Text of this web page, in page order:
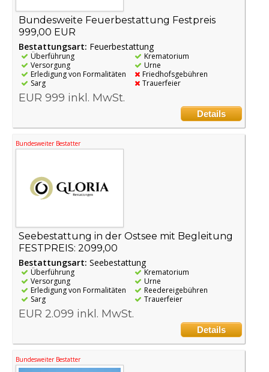
Bundesweite Feuerbestattung Festpreis
999,00 EUR
Bestattungsart: Feuerbestattung
Überführung
Versorgung
Erledigung von Formalitäten
Sarg
Krematorium
Urne
Friedhofsgebühren
Trauerfeier
EUR 999 inkl. MwSt.
Details
Bundesweiter Bestatter
Seebestattung in der Ostsee mit Begleitung
FESTPREIS: 2099,00
Bestattungsart: Seebestattung
Überführung
Versorgung
Erledigung von Formalitäten
Sarg
Krematorium
Urne
Reedereigebühren
Trauerfeier
EUR 2.099 inkl. MwSt.
Details
Bundesweiter Bestatter